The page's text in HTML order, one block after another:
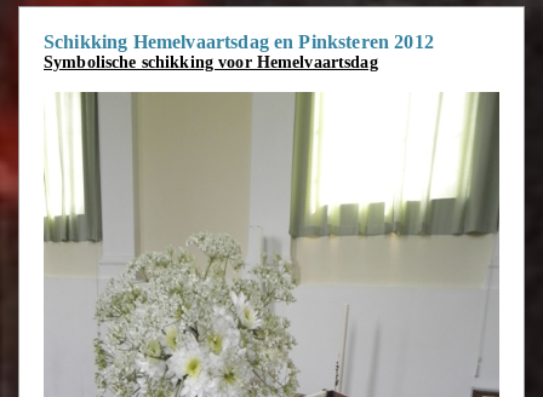
Schikking Hemelvaartsdag en Pinksteren 2012
Symbolische schikking voor Hemelvaartsdag